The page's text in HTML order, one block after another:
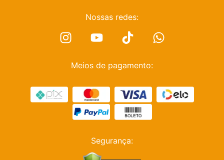
Nossas redes:
Meios de pagamento:
Segurança: